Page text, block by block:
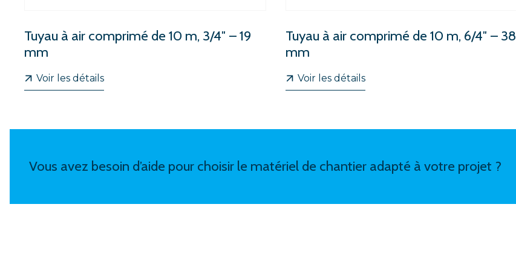
Tuyau à air comprimé de 10 m, 3/4″ – 19
mm
Voir les détails
Tuyau à air comprimé de 10 m, 6/4″ – 38
mm
Voir les détails
Vous avez besoin d’aide pour choisir le matériel de chantier adapté à votre projet ?